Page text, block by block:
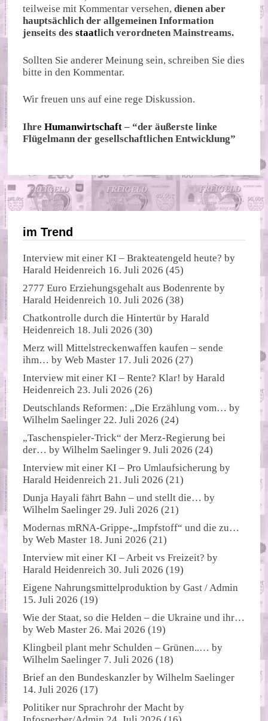
teilweise mit Kommentar versehen,dienen aber
hauptsächlich der allgemeinen Information
jenseits desstaatlich verordneten Mainstreams.
Sollten Sie anderer Meinung sein, schreiben Sie dies
bitte in den Kommentar.
Wir freuen uns auf eine rege Diskussion.
IhreHumanwirtschaft – “der äußerste linke
Flügelmann der gesellschaftlichen Entwicklung”
im Trend
Interview mit einer KI – Brakteatengeld heute? by
Harald Heidenreich 16. Juli 2026 (45)
2777 Euro Erziehungsgehalt aus Bodenrente by
Harald Heidenreich 10. Juli 2026 (38)
Chatkontrolle durch die Hintertür byHarald
Heidenreich 18. Juli 2026 (30)
Merz will Mittelstreckenwaffen kaufen – sende
ihm… byWeb Master 17. Juli 2026 (27)
Interview mit einer KI – Rente? Klar! byHarald
Heidenreich 23. Juli 2026 (26)
Deutschlands Reformen: „Die Erzählung vom… by
Wilhelm Saelinger 22. Juli 2026 (24)
„Taschenspieler-Trick“ der Merz-Regierung bei
der… byWilhelm Saelinger 9. Juli 2026 (24)
Interview mit einer KI – Pro Umlaufsicherung by
Harald Heidenreich 21. Juli 2026 (21)
Dunja Hayali fährt Bahn – und stellt die… by
Wilhelm Saelinger 29. Juli 2026 (21)
Modernas mRNA-Grippe-„Impfstoff“ und die zu…
byWeb Master 18. Juni 2026 (21)
Interview mit einer KI – Arbeit vs Freizeit? by
Harald Heidenreich 30. Juli 2026 (19)
Eigene Nahrungsmittelproduktion byGast / Admin
15. Juli 2026 (19)
Wie der Staat, so die Helden – die Ukraine und ihr…
byWeb Master 26. Mai 2026 (19)
Klingbeil plant mehr Schulden – Grünen..… by
Wilhelm Saelinger 7. Juli 2026 (18)
Brief an den Bundeskanzler byWilhelm Saelinger
14. Juli 2026 (17)
Politiker nur Sprachrohr der Macht by